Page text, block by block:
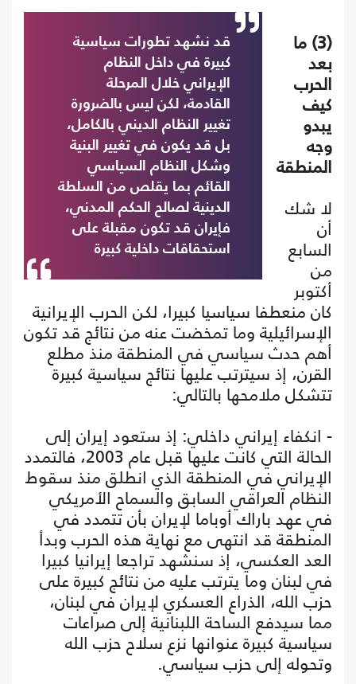
قد نشهد تطورات سياسية
كبيرة في داخل النظام
الإيراني خلال المرحلة
القادمة، لكن ليس بالضرورة
تغيير النظام الديني بالكامل،
بل قد يكون في تغيير البنية
وشكل النظام السياسي
القائم بما يقلص من السلطة
الدينية لصالح الحكم المدني،
فإيران قد تكون مقبلة على
استحقاقات داخلية كبيرة
(3) ما
بعد
الحرب
كيف
يبدو
وجه
المنطقة
لا شك
أن
السابع
من
أكتوبر
كان منعطفا سياسيا كبيرا، لكن الحرب الإيرانية
الإسرائيلية وما تمخضت عنه من نتائج قد تكون
أهم حدث سياسي في المنطقة منذ مطلع
القرن، إذ سيترتب عليها نتائج سياسية كبيرة
تتشكل ملامحها بالتالي:
- انكفاء إيراني داخلي: إذ ستعود إيران إلى
الحالة التي كانت عليها قبل عام 2003، فالتمدد
الإيراني في المنطقة الذي انطلق منذ سقوط
النظام العراقي السابق والسماح الأمريكي
في عهد باراك أوباما لإيران بأن تتمدد في
المنطقة قد انتهى مع نهاية هذه الحرب وبدأ
العد العكسي، إذ سنشهد تراجعا إيرانيا كبيرا
في لبنان وما يترتب عليه من نتائج كبيرة على
حزب الله، الذراع العسكري لإيران في لبنان،
مما سيدفع الساحة اللبنانية إلى صراعات
سياسية كبيرة عنوانها نزع سلاح حزب الله
وتحوله إلى حزب سياسي.